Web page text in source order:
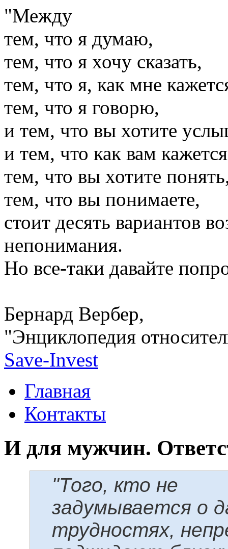
"Между
тем, что я думаю,
тем, что я хочу сказать,
тем, что я, как мне
тем, что я говорю,
и тем, что вы хотите
и тем, что как вам
тем, что вы хотите
тем, что вы понимаете,
стоит десять вариантов
непонимания.
Но все-таки давайте
Бернард Вербер,
"Энциклопедия
Save-Invest
Главная
Контакты
И для мужчин.
"Того, кто не
задумывается о
трудностях,